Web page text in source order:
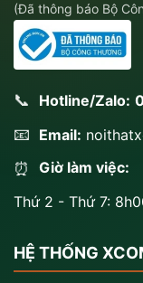
(Đã thông báo Bộ
📞 Hotline/Zalo:
📧 Email:
⏰
Giờ làm việc:
Thứ 2 - Thứ 7:
HỆ THỐNG